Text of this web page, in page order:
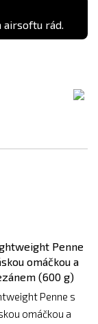
airsoftu rád.
Penne s
omáčkou a